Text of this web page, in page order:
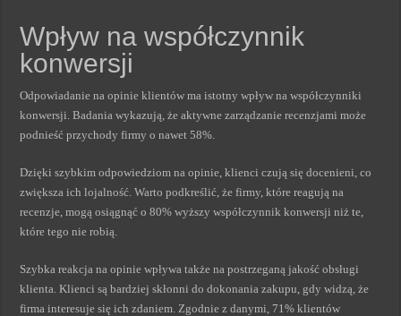
Wpływ na współczynnik
konwersji
Odpowiadanie na opinie klientów ma istotny wpływ na współczynniki
konwersji. Badania wykazują, że aktywne zarządzanie recenzjami może
podnieść przychody firmy o nawet 58%.
Dzięki szybkim odpowiedziom na opinie, klienci czują się docenieni, co
zwiększa ich lojalność. Warto podkreślić, że firmy, które reagują na
recenzje, mogą osiągnąć o 80% wyższy współczynnik konwersji niż te,
które tego nie robią.
Szybka reakcja na opinie wpływa także na postrzeganą jakość obsługi
klienta. Klienci są bardziej skłonni do dokonania zakupu, gdy widzą, że
firma interesuje się ich zdaniem. Zgodnie z danymi, 71% klientów